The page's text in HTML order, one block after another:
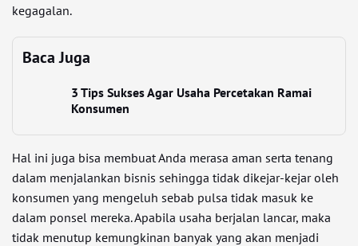
kegagalan.
Baca Juga
3 Tips Sukses Agar Usaha Percetakan Ramai
Konsumen
Hal ini juga bisa membuat Anda merasa aman serta tenang
dalam menjalankan bisnis sehingga tidak dikejar-kejar oleh
konsumen yang mengeluh sebab pulsa tidak masuk ke
dalam ponsel mereka. Apabila usaha berjalan lancar, maka
tidak menutup kemungkinan banyak yang akan menjadi